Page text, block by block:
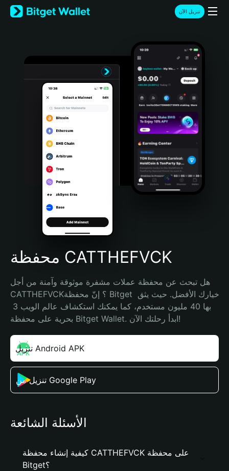
English
日本語
Türkçe
Português (Portugal)
Bahasa Indonesia
Português (Brasil)
Español (Argentina)
تنزيل الآن
محفظة CATTHEFVCK
هل تبحث عن محفظة عملات مشفرة موثوقة وآمنة من أجل
CATTHEFVCK؟ إنّ محفظة Bitget خيارك الأفضل. حيث يثق
بحرية على محفظة Bitget Wallet. ابدأ رحلتك الآن!
تنزيل Android APK
تنزيل من Google Play
الأسئلة الشائعة
كيفية إنشاء محفظة CATTHEFVCK على محفظة
Bitget؟